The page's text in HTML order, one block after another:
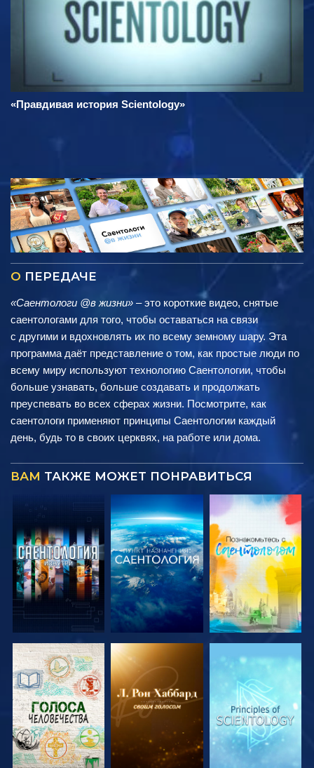
«Правдивая история Scientology»
О ПЕРЕДАЧЕ
«Саентологи @в жизни» – это короткие видео, снятые
саентологами для того, чтобы оставаться на связи
с другими и вдохновлять их по всему земному шару. Эта
программа даёт представление о том, как простые люди по
всему миру используют технологию Саентологии, чтобы
больше узнавать, больше создавать и продолжать
преуспевать во всех сферах жизни. Посмотрите, как
саентологи применяют принципы Саентологии каждый
день, будь то в своих церквях, на работе или дома.
ВАМ ТАКЖЕ МОЖЕТ ПОНРАВИТЬСЯ
СМОТРЕТЬ
ПЕРЕДАЧИ
СМОТРЕТЬ
ПЕРЕДАЧИ
СМОТРЕТЬ
ПЕРЕДАЧИ